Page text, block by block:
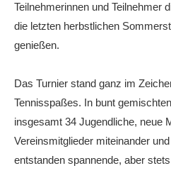
Die Fotos
MANNSCHAFTEN
Punktspiele Wintersaison 2025/
Erwachsene
Jugend
Teilnehmerinnen und Teilnehmer
die letzten herbstlichen
genießen.
Das Turnier stand ganz im
Tennisspaßes. In bunt
insgesamt 34 Jugendliche, neue
Vereinsmitglieder miteinander
entstanden spannende, aber